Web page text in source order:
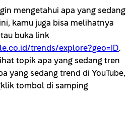
mengetahui apa yang sedang
kamu juga bisa melihatnya
buka link
trends/explore?geo=ID.
topik apa yang sedang tren
yang sedang trend di YouTube,
tombol di samping